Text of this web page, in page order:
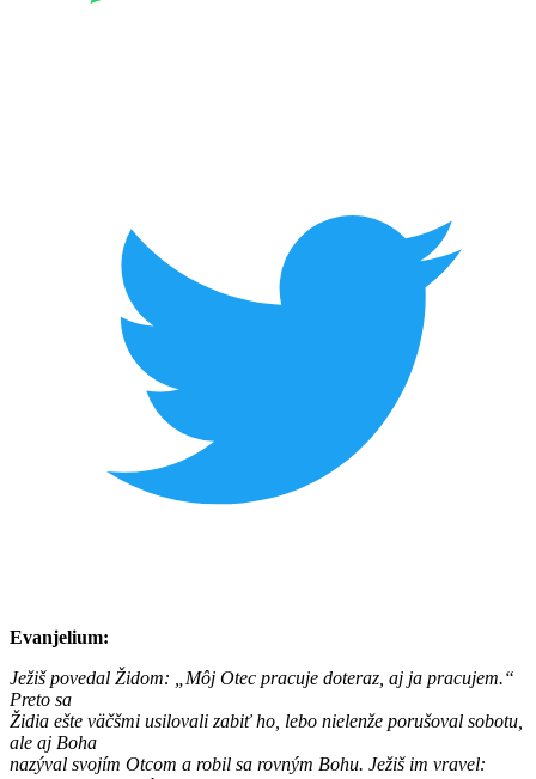
Evanjelium:
Ježiš povedal Židom: „Môj Otec pracuje doteraz, aj ja pracujem.“
Preto sa
Židia ešte väčšmi usilovali zabiť ho, lebo nielenže porušoval sobotu,
ale aj Boha
nazýval svojím Otcom a robil sa rovným Bohu. Ježiš im vravel: